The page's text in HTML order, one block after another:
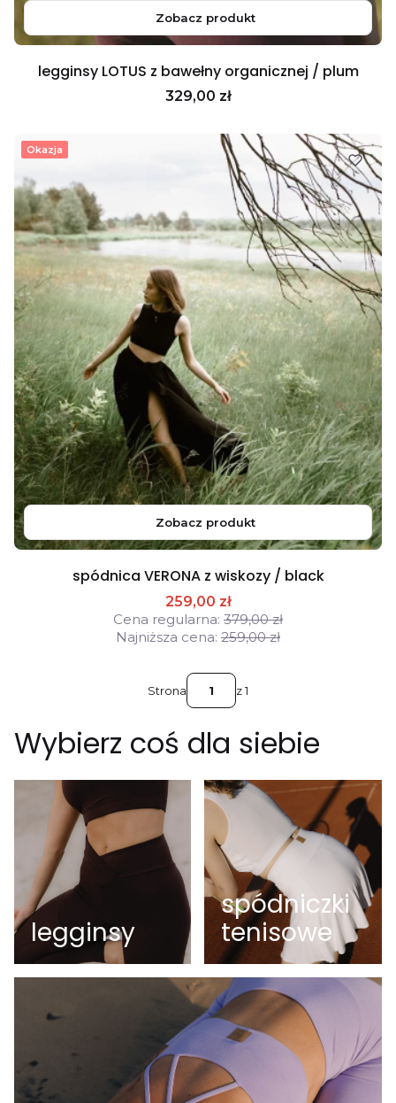
Zobacz produkt
legginsy LOTUS z bawełny organicznej / plum
Cena
329,00 zł
Okazja
Zobacz produkt
spódnica VERONA z wiskozy / black
259,00 zł
Cena regularna: 379,00 zł
Najniższa cena: 259,00 zł
Strona z 1
Wybierz coś dla siebie
legginsy
spódniczki
tenisowe